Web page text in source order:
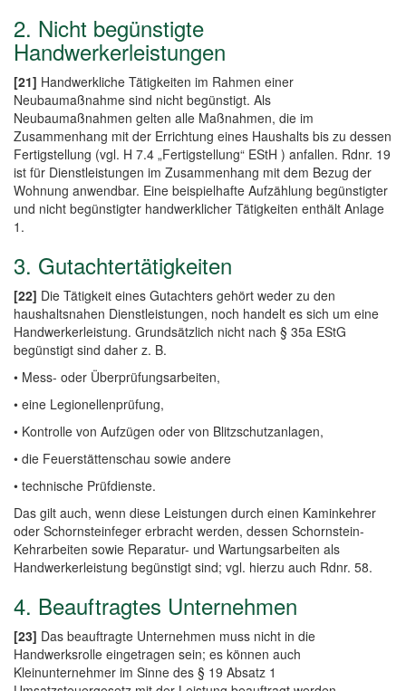
2. Nicht begünstigte
Handwerkerleistungen
[21] Handwerkliche Tätigkeiten im Rahmen einer
Neubaumaßnahme sind nicht begünstigt. Als
Neubaumaßnahmen gelten alle Maßnahmen, die im
Zusammenhang mit der Errichtung eines Haushalts bis zu dessen
Fertigstellung (vgl. H 7.4 „Fertigstellung“ EStH ) anfallen. Rdnr. 19
ist für Dienstleistungen im Zusammenhang mit dem Bezug der
Wohnung anwendbar. Eine beispielhafte Aufzählung begünstigter
und nicht begünstigter handwerklicher Tätigkeiten enthält Anlage
1.
3. Gutachtertätigkeiten
[22] Die Tätigkeit eines Gutachters gehört weder zu den
haushaltsnahen Dienstleistungen, noch handelt es sich um eine
Handwerkerleistung. Grundsätzlich nicht nach § 35a EStG
begünstigt sind daher z. B.
• Mess- oder Überprüfungsarbeiten,
• eine Legionellenprüfung,
• Kontrolle von Aufzügen oder von Blitzschutzanlagen,
• die Feuerstättenschau sowie andere
• technische Prüfdienste.
Das gilt auch, wenn diese Leistungen durch einen Kaminkehrer
oder Schornsteinfeger erbracht werden, dessen Schornstein-
Kehrarbeiten sowie Reparatur- und Wartungsarbeiten als
Handwerkerleistung begünstigt sind; vgl. hierzu auch Rdnr. 58.
4. Beauftragtes Unternehmen
[23] Das beauftragte Unternehmen muss nicht in die
Handwerksrolle eingetragen sein; es können auch
Kleinunternehmer im Sinne des § 19 Absatz 1